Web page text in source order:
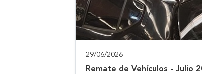
29/06/2026
Remate de Vehículos - Julio